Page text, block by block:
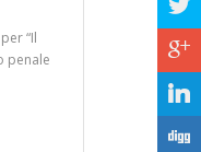
“Il
penale
a
c
j
F